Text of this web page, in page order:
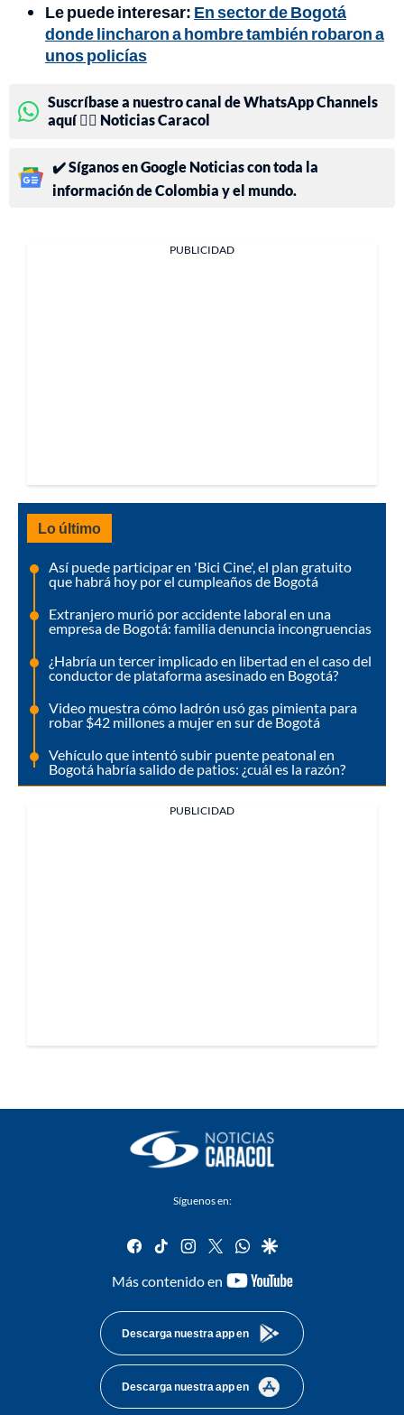
Le puede interesar: En sector de Bogotá
donde lincharon a hombre también robaron a
unos policías
Suscríbase a nuestro canal de WhatsApp Channels
aquí 👉🏻 Noticias Caracol
✔️ Síganos en Google Noticias con toda la
información de Colombia y el mundo.
PUBLICIDAD
Lo último
Así puede participar en 'Bici Cine', el plan gratuito
que habrá hoy por el cumpleaños de Bogotá
Extranjero murió por accidente laboral en una
empresa de Bogotá: familia denuncia incongruencias
¿Habría un tercer implicado en libertad en el caso del
conductor de plataforma asesinado en Bogotá?
Video muestra cómo ladrón usó gas pimienta para
robar $42 millones a mujer en sur de Bogotá
Vehículo que intentó subir puente peatonal en
Bogotá habría salido de patios: ¿cuál es la razón?
PUBLICIDAD
Síguenos en:
facebook
tiktok instagram
twitterwhatsapp
google
Más contenido en
youtube-
Descarga nuestra app en
Descarga nuestra app en